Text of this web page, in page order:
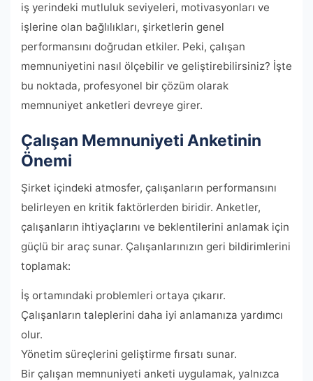
iş yerindeki mutluluk seviyeleri, motivasyonları ve
işlerine olan bağlılıkları, şirketlerin genel
performansını doğrudan etkiler. Peki, çalışan
memnuniyetini nasıl ölçebilir ve geliştirebilirsiniz? İşte
bu noktada, profesyonel bir çözüm olarak
memnuniyet anketleri devreye girer.
Çalışan Memnuniyeti Anketinin
Önemi
Şirket içindeki atmosfer, çalışanların performansını
belirleyen en kritik faktörlerden biridir. Anketler,
çalışanların ihtiyaçlarını ve beklentilerini anlamak için
güçlü bir araç sunar. Çalışanlarınızın geri bildirimlerini
toplamak:
İş ortamındaki problemleri ortaya çıkarır.
Çalışanların taleplerini daha iyi anlamanıza yardımcı
olur.
Yönetim süreçlerini geliştirme fırsatı sunar.
Bir çalışan memnuniyeti anketi uygulamak, yalnızca